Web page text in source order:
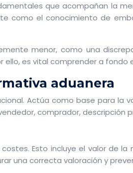
que acompañan la
como el conocimiento de
menor, como una
es vital comprender a
aduanera
Actúa como base para la
comprador, descripción
Esto incluye el valor de
una correcta valoración y